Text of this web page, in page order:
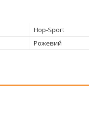
Hop-Sport
Рожевий